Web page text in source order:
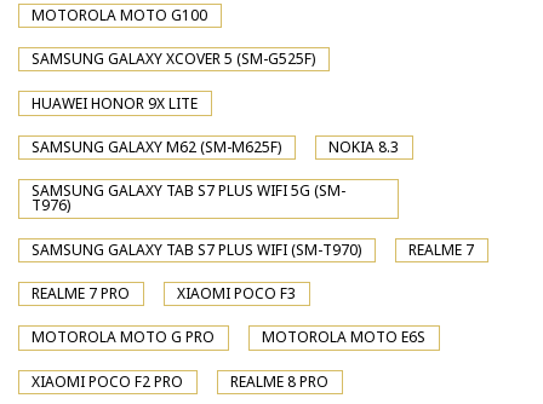
MOTOROLA MOTO G100
SAMSUNG GALAXY XCOVER 5 (SM-G525F)
HUAWEI HONOR 9X LITE
SAMSUNG GALAXY M62 (SM-M625F) NOKIA 8.3
SAMSUNG GALAXY TAB S7 PLUS WIFI 5G (SM-
T976)
SAMSUNG GALAXY TAB S7 PLUS WIFI (SM-T970) REALME 7
REALME 7 PRO XIAOMI POCO F3
MOTOROLA MOTO G PRO MOTOROLA MOTO E6S
XIAOMI POCO F2 PRO REALME 8 PRO